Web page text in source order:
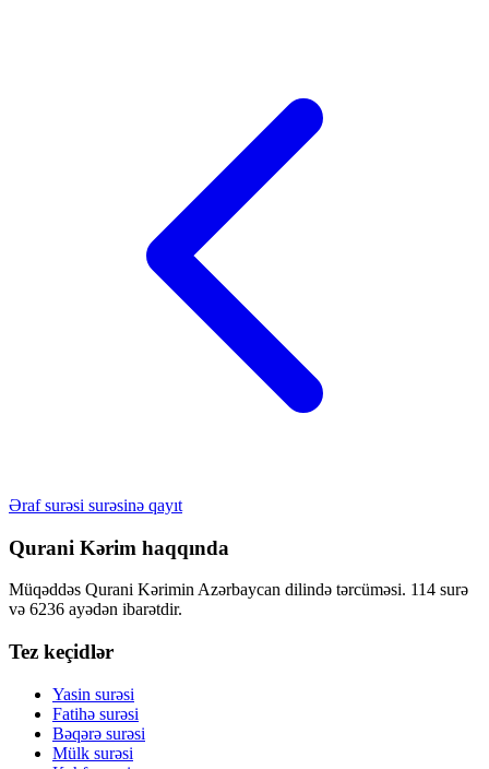
Əraf surəsi surəsinə qayıt
Qurani Kərim haqqında
Müqəddəs Qurani Kərimin Azərbaycan dilində tərcüməsi. 114 surə
və 6236 ayədən ibarətdir.
Tez keçidlər
Yasin surəsi
Fatihə surəsi
Bəqərə surəsi
Mülk surəsi